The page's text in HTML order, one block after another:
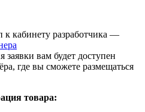
к кабинету разработчика —
заявки вам будет доступен
где вы сможете размещаться
товара: